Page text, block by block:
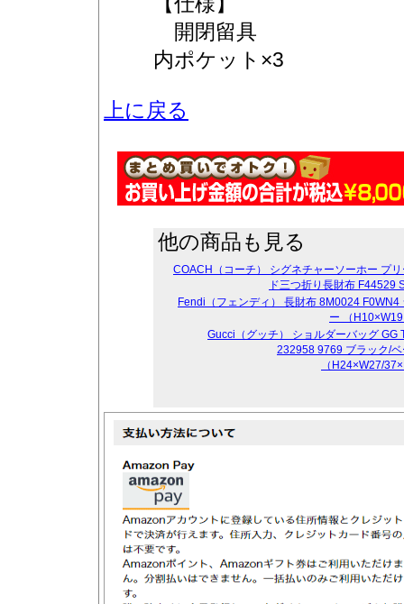
開閉留具
内ポケット×3
上に戻る
他の商品も見る
COACH（コーチ） シグネチャーソーホー プ
ド三つ折り長財布 F44529
Fendi（フェンディ） 長財布 8M0024 F0WN4
ー （
Gucci（グッチ） ショルダーバッグ GG
232958 9769 ブラック/
（H24×W27/